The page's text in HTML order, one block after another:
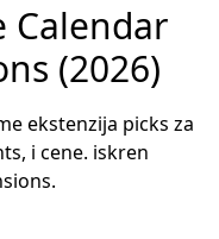
Calendar
(2026)
ekstenzija picks za
i cene. iskren